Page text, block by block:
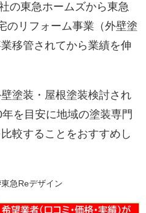
の東急ホームズから東急
のリフォーム事業（外壁塗
移管されてから業績を伸
塗装・屋根塗装検討され
を目安に地域の塗装専門
較することをおすすめし
急Reデザイン